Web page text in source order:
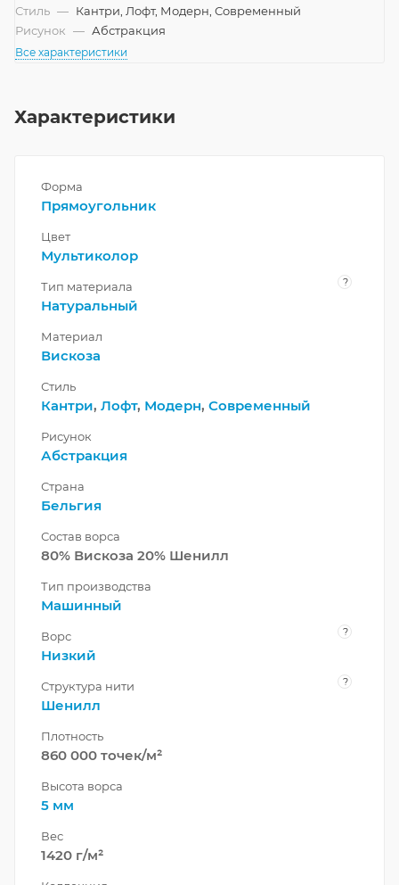
Стиль — Кантри, Лофт, Модерн, Современный
Рисунок — Абстракция
Все характеристики
Характеристики
Форма
Прямоугольник
Цвет
Мультиколор
Тип материала ?
Натуральный
Материал
Вискоза
Стиль
Кантри, Лофт, Модерн, Современный
Рисунок
Абстракция
Страна
Бельгия
Состав ворса
80% Вискоза 20% Шенилл
Тип производства
Машинный
Ворс ?
Низкий
Структура нити ?
Шенилл
Плотность
860 000 точек/м²
Высота ворса
5 мм
Вес
1420 г/м²